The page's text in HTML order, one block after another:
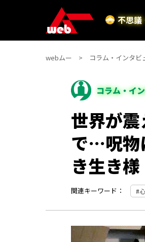
不思議
webムー コラム・インタビ
コラム・イ
世界が
で…呪物
き生き様
関連キーワード：